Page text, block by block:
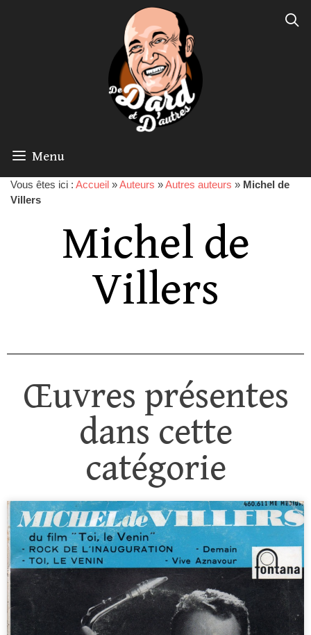
Menu
Vous êtes ici : Accueil »Auteurs »Autres auteurs » Michel de
Villers
Michel de
Villers
Œuvres présentes
dans cette
catégorie